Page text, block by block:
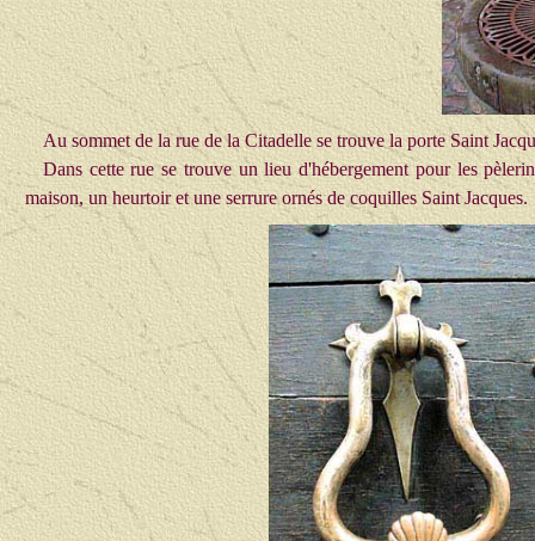
Au sommet de la rue de la Citadelle se trouve la porte Saint
Dans cette rue se trouve un lieu d'hébergement pour les
maison, un heurtoir et une serrure ornés de coquilles Saint Jacques.